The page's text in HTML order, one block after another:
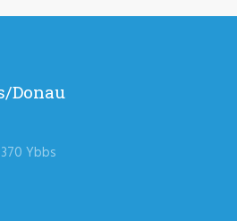
Donau
Ybbs